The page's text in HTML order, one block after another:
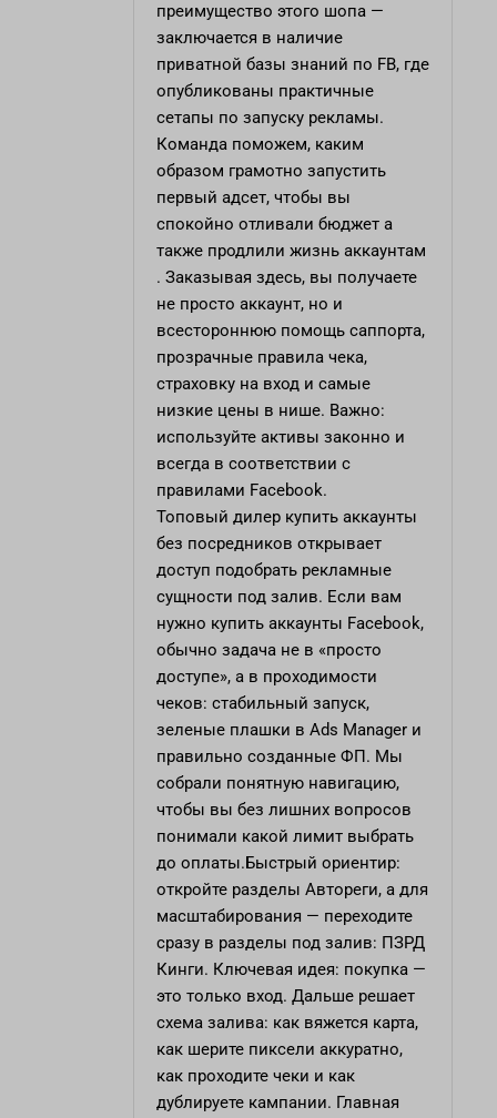
преимущество этого шопа —
заключается в наличие
приватной базы знаний по FB, где
опубликованы практичные
сетапы по запуску рекламы.
Команда поможем, каким
образом грамотно запустить
первый адсет, чтобы вы
спокойно отливали бюджет а
также продлили жизнь аккаунтам
. Заказывая здесь, вы получаете
не просто аккаунт, но и
всестороннюю помощь саппорта,
прозрачные правила чека,
страховку на вход и самые
низкие цены в нише. Важно:
используйте активы законно и
всегда в соответствии с
правилами Facebook.
Топовый дилер купить аккаунты
без посредников открывает
доступ подобрать рекламные
сущности под залив. Если вам
нужно купить аккаунты Facebook,
обычно задача не в «просто
доступе», а в проходимости
чеков: стабильный запуск,
зеленые плашки в Ads Manager и
правильно созданные ФП. Мы
собрали понятную навигацию,
чтобы вы без лишних вопросов
понимали какой лимит выбрать
до оплаты.Быстрый ориентир:
откройте разделы Автореги, а для
масштабирования — переходите
сразу в разделы под залив: ПЗРД
Кинги. Ключевая идея: покупка —
это только вход. Дальше решает
схема залива: как вяжется карта,
как шерите пиксели аккуратно,
как проходите чеки и как
дублируете кампании. Главная